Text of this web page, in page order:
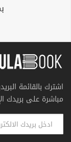
اشترك بالقائمة
مباشرة على بريدك